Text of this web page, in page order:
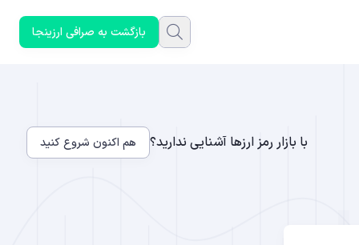
بازگشت به صرافی ارزینجا
با بازار رمز ارزها آشنایی ندارید؟ هم اکنون شروع کنید